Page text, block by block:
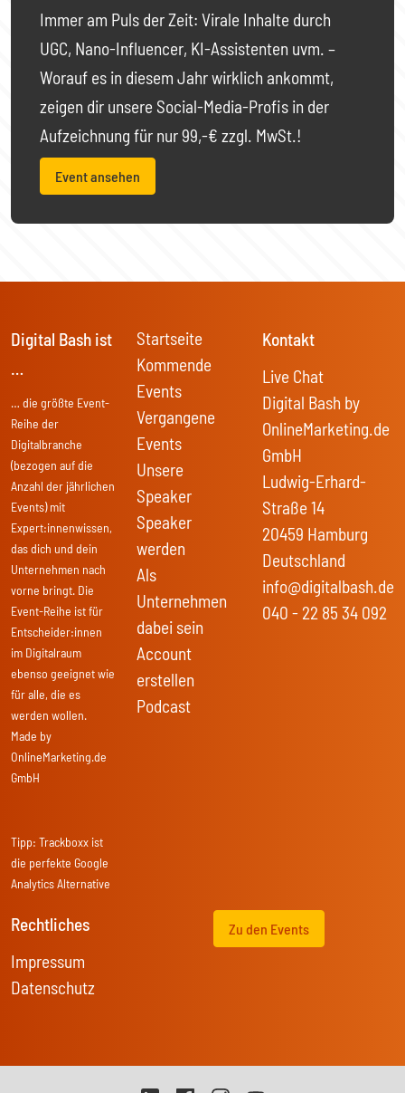
Immer am Puls der Zeit: Virale Inhalte durch
UGC, Nano-Influencer, KI-Assistenten uvm. –
Worauf es in diesem Jahr wirklich ankommt,
zeigen dir unsere Social-Media-Profis in der
Aufzeichnung für nur 99,-€ zzgl. MwSt.!
Event ansehen
Digital Bash ist
…
… die größte Event-
Reihe der
Digitalbranche
(bezogen auf die
Anzahl der jährlichen
Events) mit
Expert:innenwissen,
das dich und dein
Unternehmen nach
vorne bringt. Die
Event-Reihe ist für
Entscheider:innen
im Digitalraum
ebenso geeignet wie
für alle, die es
werden wollen.
Made by
OnlineMarketing.de
GmbH
Tipp: Trackboxx ist
die perfekte Google
Analytics Alternative
Startseite
Kommende
Events
Vergangene
Events
Unsere
Speaker
Speaker
werden
Als
Unternehmen
dabei sein
Account
erstellen
Podcast
Kontakt
Live Chat
Digital Bash by
OnlineMarketing.de
GmbH
Ludwig-Erhard-
Straße 14
20459 Hamburg
Deutschland
info@digitalbash.de
040 - 22 85 34 092
Rechtliches
Impressum
Datenschutz
Zu den Events